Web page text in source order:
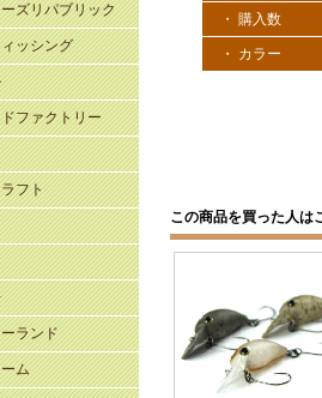
ーズリパブリック
ィッシング
ドファクトリー
フト
ランド
ム
・ 購入数
・ カラー
この商品を買った人は